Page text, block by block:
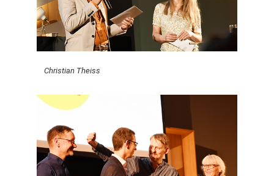
Christian Theiss